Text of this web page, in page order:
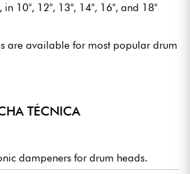
10", 12", 13", 14", 16", and 18"
are available for most popular drum
TÉCNICA
dampeners for drum heads.